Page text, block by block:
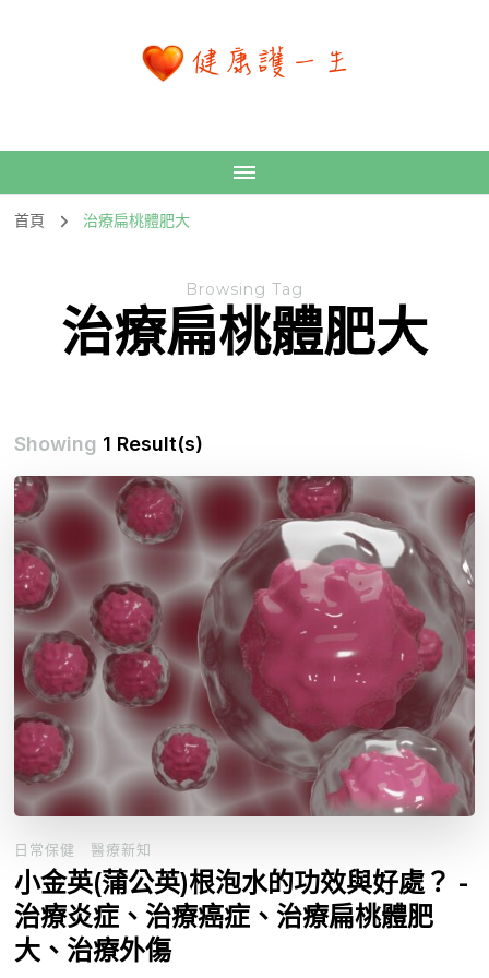
首頁 治療扁桃體肥大
Browsing Tag
治療扁桃體肥大
Showing 1 Result(s)
日常保健 醫療新知
小金英(蒲公英)根泡水的功效與好處？ -
治療炎症、治療癌症、治療扁桃體肥
大、治療外傷